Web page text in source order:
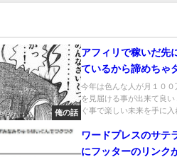
俺の話
アフィリで稼いだ先
ているから諦めちゃ
今年は色んな人が月１０
を見届ける事が出来て良
ぐ事で楽しい未来を手に入
ワードプレスのサテ
にフッターのリンク